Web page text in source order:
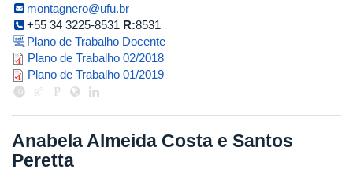
montagnero@ufu.br
+55 34 3225-8531 R:8531
Plano de Trabalho Docente
Plano de Trabalho 02/2018
Plano de Trabalho 01/2019
Anabela Almeida Costa e Santos
Peretta